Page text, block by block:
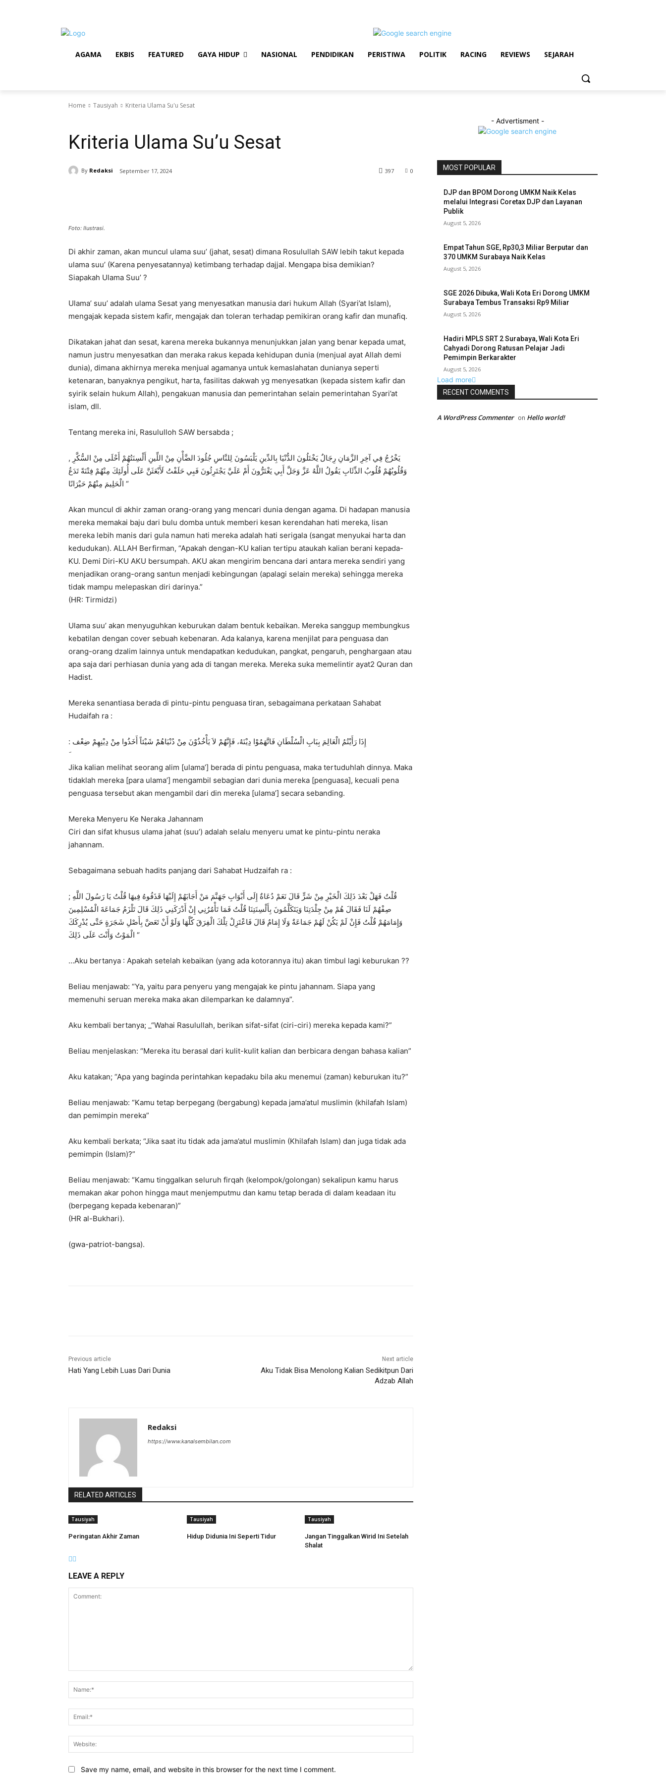
AGAMA EKBIS FEATURED GAYA HIDUP NASIONAL PENDIDIKAN PERISTIWA POLITIK RACING REVIEWS SEJARAH
Home Tausiyah Kriteria Ulama Su'u Sesat
Kriteria Ulama Su’u Sesat
By Redaksi September 17, 2024 0
397
Foto: Ilustrasi.
Di akhir zaman, akan muncul ulama suu’ (jahat, sesat) dimana Rosulullah SAW lebih takut kepada
ulama suu’ (Karena penyesatannya) ketimbang terhadap dajjal. Mengapa bisa demikian?
Siapakah Ulama Suu’ ?
Ulama’ suu’ adalah ulama Sesat yang menyesatkan manusia dari hukum Allah (Syari’at Islam),
mengajak kepada sistem kafir, mengajak dan toleran terhadap pemikiran orang kafir dan munafiq.
Dikatakan jahat dan sesat, karena mereka bukannya menunjukkan jalan yang benar kepada umat,
namun justru menyesatkan dan meraka rakus kepada kehidupan dunia (menjual ayat Allah demi
dunia), dimana akhirnya mereka menjual agamanya untuk kemaslahatan dunianya seperti
ketenaran, banyaknya pengikut, harta, fasilitas dakwah yg menyesatkan (kepada sistem kafir dan
syirik selain hukum Allah), pengakuan manusia dan pemerintahan selain pemerintahan Syari’at
islam, dll.
Tentang mereka ini, Rasululloh SAW bersabda ;
, ﻳَﺨْﺮُﺝُ ﻓِﻲ ﺁﺧِﺮِ ﺍﻟﺰَّﻣَﺎﻥِ ﺭِﺟَﺎﻝٌ ﻳَﺨْﺘَﻠُﻮﻥَ ﺍﻟﺪُّﻧْﻴَﺎ ﺑِﺎﻟﺪِّﻳﻦِ ﻳَﻠْﺒَﺴُﻮﻥَ ﻟِﻠﻨَّﺎﺱِ ﺟُﻠُﻮﺩَ ﺍﻟﻀَّﺄْﻥِ ﻣِﻦْ ﺍﻟﻠِّﻴﻦِ ﺃَﻟْﺴِﻨَﺘُﻬُﻢْ ﺃَﺣْﻠَﻰ ﻣِﻦْ ﺍﻟﺴُّﻜَّﺮِ
ﻭَﻗُﻠُﻮﺑُﻬُﻢْ ﻗُﻠُﻮﺏُ ﺍﻟﺬِّﺋَﺎﺏِ ﻳَﻘُﻮﻝُ ﺍﻟﻠَّﻪُ ﻋَﺰَّ ﻭَﺟَﻞَّ ﺃَﺑِﻲ ﻳَﻐْﺘَﺮُّﻭﻥَ ﺃَﻡْ ﻋَﻠَﻲَّ ﻳَﺠْﺘَﺮِﺋُﻮﻥَ ﻓَﺒِﻲ ﺣَﻠَﻔْﺖُ ﻟَﺄَﺑْﻌَﺜَﻦَّ ﻋَﻠَﻰ ﺃُﻭﻟَﺌِﻚَ ﻣِﻨْﻬُﻢْ ﻓِﺘْﻨَﺔً ﺗَﺪَﻉُ
ﺍﻟْﺤَﻠِﻴﻢَ ﻣِﻨْﻬُﻢْ ﺣَﻴْﺮَﺍﻧًﺎ “
Akan muncul di akhir zaman orang-orang yang mencari dunia dengan agama. Di hadapan manusia
mereka memakai baju dari bulu domba untuk memberi kesan kerendahan hati mereka, lisan
mereka lebih manis dari gula namun hati mereka adalah hati serigala (sangat menyukai harta dan
kedudukan). ALLAH Berfirman, “Apakah dengan-KU kalian tertipu ataukah kalian berani kepada-
KU. Demi Diri-KU AKU bersumpah. AKU akan mengirim bencana dari antara mereka sendiri yang
menjadikan orang-orang santun menjadi kebingungan (apalagi selain mereka) sehingga mereka
tidak mampu melepaskan diri darinya.”
(HR: Tirmidzi)
Ulama suu’ akan menyuguhkan keburukan dalam bentuk kebaikan. Mereka sanggup membungkus
kebatilan dengan cover sebuah kebenaran. Ada kalanya, karena menjilat para penguasa dan
orang-orang dzalim lainnya untuk mendapatkan kedudukan, pangkat, pengaruh, penghargaan atau
apa saja dari perhiasan dunia yang ada di tangan mereka. Mereka suka memelintir ayat2 Quran dan
Hadist.
Mereka senantiasa berada di pintu-pintu penguasa tiran, sebagaimana perkataan Sahabat
Hudaifah ra :
: ﺇِﺫَﺍ ﺭَﺃَﻳْﺘُﻢُ ﺍﻟْﻌَﺎﻟِﻢَ ﺑِﺒَﺎﺏِ ﺍﻟْﺴُﻠْﻄَﺎﻥِ ﻓَﺎﺗَّﻬَﻤُﻮْﺍ ﺩِﻳْﻨَﻪُ، ﻓَﺈِﻧَّﻬُﻢْ ﻻَ ﻳَﺄْﺧُﺬُﻭْﻥَ ﻣِﻦْ ﺩُﻧْﻴَﺎﻫُﻢْ ﺷَﻴْﺌﺎً ﺃَﺧَﺬُﻭﺍ ﻣِﻦْ ﺩِﻳْﻨِﻬِﻢْ ﺿِﻌْﻒ
Jika kalian melihat seorang alim [ulama’] berada di pintu penguasa, maka tertuduhlah dinnya. Maka
tidaklah mereka [para ulama’] mengambil sebagian dari dunia mereka [penguasa], kecuali pena
penguasa tersebut akan mengambil dari din mereka [ulama’] secara sebanding.
Mereka Menyeru Ke Neraka Jahannam
Ciri dan sifat khusus ulama jahat (suu’) adalah selalu menyeru umat ke pintu-pintu neraka
jahannam.
Sebagaimana sebuah hadits panjang dari Sahabat Hudzaifah ra :
; ﻗُﻠْﺖُ ﻓَﻬَﻞْ ﺑَﻌْﺪَ ﺫَﻟِﻚَ ﺍﻟْﺨَﻴْﺮِ ﻣِﻦْ ﺷَﺮٍّ ﻗَﺎﻝَ ﻧَﻌَﻢْ ﺩُﻋَﺎﺓٌ ﺇِﻟَﻰ ﺃَﺑْﻮَﺍﺏِ ﺟَﻬَﻨَّﻢَ ﻣَﻦْ ﺃَﺟَﺎﺑَﻬُﻢْ ﺇِﻟَﻴْﻬَﺎ ﻗَﺬَﻓُﻮﻩُ ﻓِﻴﻬَﺎ ﻗُﻠْﺖُ ﻳَﺎ ﺭَﺳُﻮﻝَ ﺍﻟﻠَّﻪِ
ﺻِﻔْﻬُﻢْ ﻟَﻨَﺎ ﻓَﻘَﺎﻝَ ﻫُﻢْ ﻣِﻦْ ﺟِﻠْﺪَﺗِﻨَﺎ ﻭَﻳَﺘَﻜَﻠَّﻤُﻮﻥَ ﺑِﺄَﻟْﺴِﻨَﺘِﻨَﺎ ﻗُﻠْﺖُ ﻓَﻤَﺎ ﺗَﺄْﻣُﺮُﻧِﻲ ﺇِﻥْ ﺃَﺩْﺭَﻛَﻨِﻲ ﺫَﻟِﻚَ ﻗَﺎﻝَ ﺗَﻠْﺰَﻡُ ﺟَﻤَﺎﻋَﺔَ ﺍﻟْﻤُﺴْﻠِﻤِﻴﻦَ
ﻭَﺇِﻣَﺎﻣَﻬُﻢْ ﻗُﻠْﺖُ ﻓَﺈِﻥْ ﻟَﻢْ ﻳَﻜُﻦْ ﻟَﻬُﻢْ ﺟَﻤَﺎﻋَﺔٌ ﻭَﻟَﺎ ﺇِﻣَﺎﻡٌ ﻗَﺎﻝَ ﻓَﺎﻋْﺘَﺰِﻝْ ﺗِﻠْﻚَ ﺍﻟْﻔِﺮَﻕَ ﻛُﻠَّﻬَﺎ ﻭَﻟَﻮْ ﺃَﻥْ ﺗَﻌَﺾَّ ﺑِﺄَﺻْﻞِ ﺷَﺠَﺮَﺓٍ ﺣَﺘَّﻰ ﻳُﺪْﺭِﻛَﻚَ
ﺍﻟْﻤَﻮْﺕُ ﻭَﺃَﻧْﺖَ ﻋَﻠَﻰ ﺫَﻟِﻚَ “
…Aku bertanya : Apakah setelah kebaikan (yang ada kotorannya itu) akan timbul lagi keburukan ??
Beliau menjawab: “Ya, yaitu para penyeru yang mengajak ke pintu jahannam. Siapa yang
memenuhi seruan mereka maka akan dilemparkan ke dalamnya”.
Aku kembali bertanya; _“Wahai Rasulullah, berikan sifat-sifat (ciri-ciri) mereka kepada kami?”
Beliau menjelaskan: “Mereka itu berasal dari kulit-kulit kalian dan berbicara dengan bahasa kalian”
Aku katakan; “Apa yang baginda perintahkan kepadaku bila aku menemui (zaman) keburukan itu?”
Beliau menjawab: “Kamu tetap berpegang (bergabung) kepada jama’atul muslimin (khilafah Islam)
dan pemimpin mereka”
Aku kembali berkata; “Jika saat itu tidak ada jama’atul muslimin (Khilafah Islam) dan juga tidak ada
pemimpin (Islam)?”
Beliau menjawab: “Kamu tinggalkan seluruh firqah (kelompok/golongan) sekalipun kamu harus
memakan akar pohon hingga maut menjemputmu dan kamu tetap berada di dalam keadaan itu
(berpegang kepada kebenaran)”
(HR al-Bukhari).
(gwa-patriot-bangsa).
Previous article
Hati Yang Lebih Luas Dari Dunia
Next article
Aku Tidak Bisa Menolong Kalian Sedikitpun Dari
Adzab Allah
Redaksi
https://www.kanalsembilan.com
RELATED ARTICLES
Tausiyah
Peringatan Akhir Zaman
Tausiyah
Hidup Didunia Ini Seperti Tidur
Tausiyah
Jangan Tinggalkan Wirid Ini Setelah
Shalat
LEAVE A REPLY
Save my name, email, and website in this browser for the next time I comment.
- Advertisment -
MOST POPULAR
DJP dan BPOM Dorong UMKM Naik Kelas
melalui Integrasi Coretax DJP dan Layanan
Publik
August 5, 2026
Empat Tahun SGE, Rp30,3 Miliar Berputar dan
370 UMKM Surabaya Naik Kelas
August 5, 2026
SGE 2026 Dibuka, Wali Kota Eri Dorong UMKM
Surabaya Tembus Transaksi Rp9 Miliar
August 5, 2026
Hadiri MPLS SRT 2 Surabaya, Wali Kota Eri
Cahyadi Dorong Ratusan Pelajar Jadi
Pemimpin Berkarakter
August 5, 2026
Load more
RECENT COMMENTS
A WordPress Commenter on Hello world!